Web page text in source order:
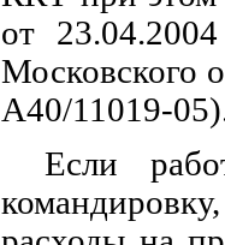
от
Московского
А40/11019-
Если